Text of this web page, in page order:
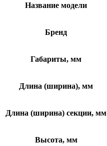
Название модели
Бренд
Габариты, мм
Длина (ширина), мм
Длина (ширина) секции, мм
Высота, мм